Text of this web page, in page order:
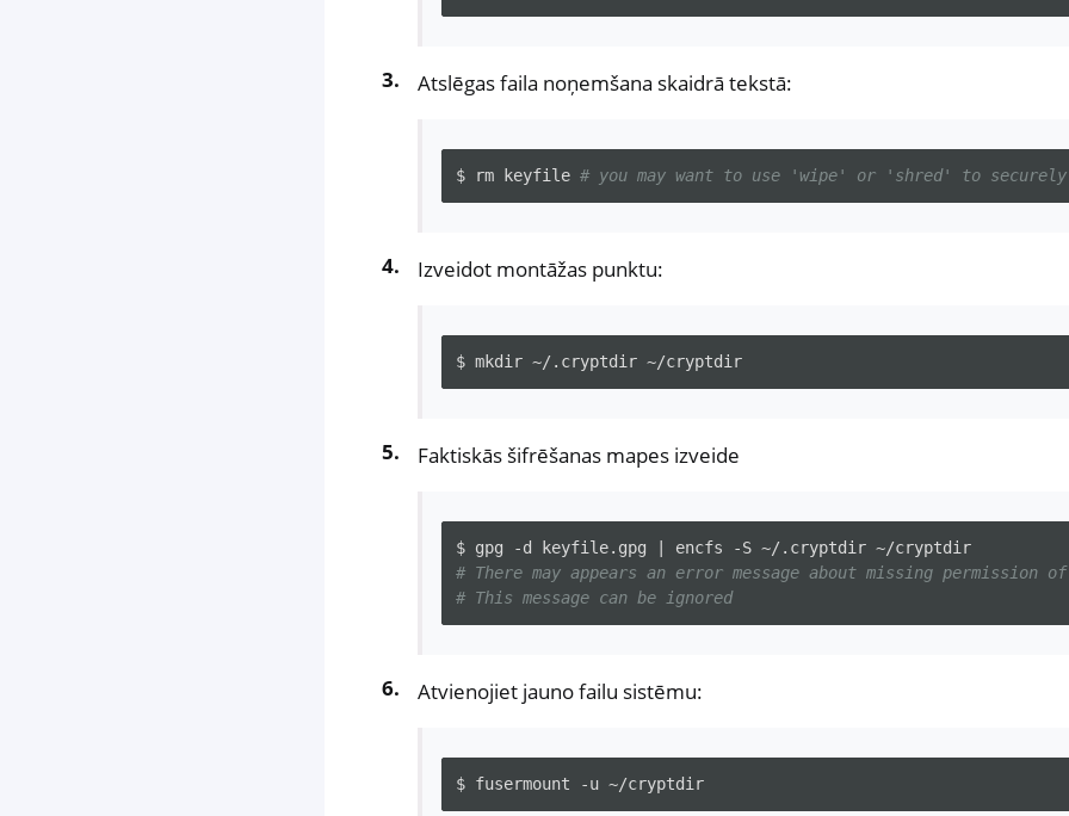
Atslēgas faila noņemšana skaidrā tekstā:
$ rm keyfile # you may want to use 'wipe' or 'shred' to
Izveidot montāžas punktu:
$ mkdir ~/.cryptdir
Faktiskās šifrēšanas mapes izveide
$ gpg -d keyfile.gpg encfs -S ~/.cryptdir
# There may appears an error message about missing permission
# This message can be ignored
Atvienojiet jauno failu sistēmu:
$ fusermount -u